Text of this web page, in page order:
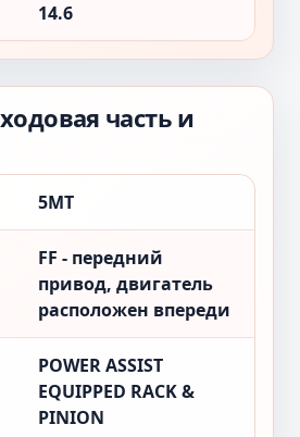
14.6
часть и
5MT
FF - передний
привод, двигатель
расположен впереди
POWER ASSIST
EQUIPPED RACK &
PINION